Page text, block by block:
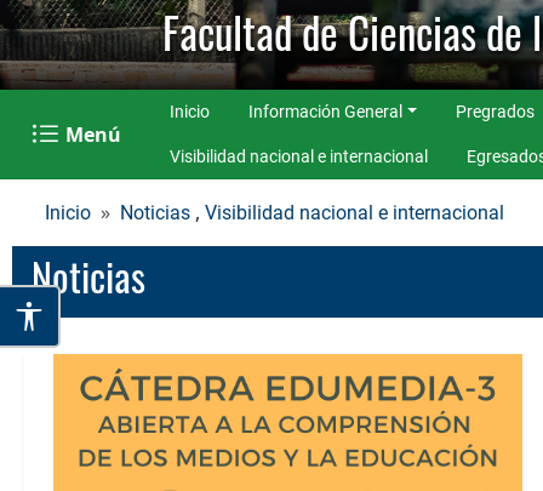
Facultad de Ciencias de
Menú
Inicio Información General Pregrados
Visibilidad nacional e internacional
Inicio Noticias , Visibilidad nacional e internacional
Noticias